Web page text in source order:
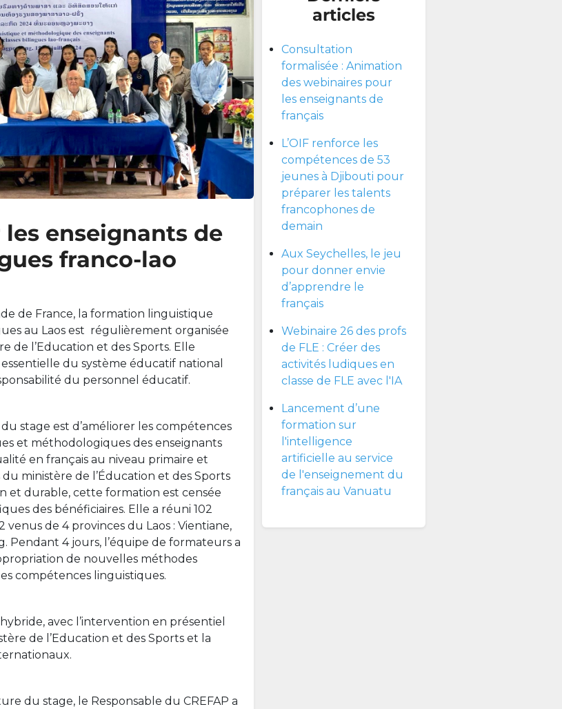
les enseignants de
franco-lao
de France, la formation linguistique
au Laos est régulièrement organisée
de l’Education et des Sports. Elle
du système éducatif national
du personnel éducatif.
stage est d’améliorer les compétences
et méthodologiques des enseignants
en français au niveau primaire et
ministère de l’Éducation et des Sports
et durable, cette formation est censée
des bénéficiaires. Elle a réuni 102
de 4 provinces du Laos : Vientiane,
Pendant 4 jours, l’équipe de formateurs a
de nouvelles méthodes
compétences linguistiques.
avec l’intervention en présentiel
de l’Education et des Sports et la
du stage, le Responsable du CREFAP a
articles
Consultation
formalisée : Animation
des webinaires pour
les enseignants de
français
L’OIF renforce les
compétences de 53
jeunes à Djibouti pour
préparer les talents
francophones de
demain
Aux Seychelles, le jeu
pour donner envie
d’apprendre le
français
Webinaire 26 des profs
de FLE : Créer des
activités ludiques en
classe de FLE avec l'IA
Lancement d’une
formation sur
l'intelligence
artificielle au service
de l'enseignement du
français au Vanuatu